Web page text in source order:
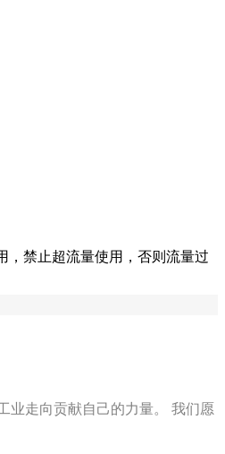
，禁止超流量使用，否则流量过
业走向贡献自己的力量。 我们愿